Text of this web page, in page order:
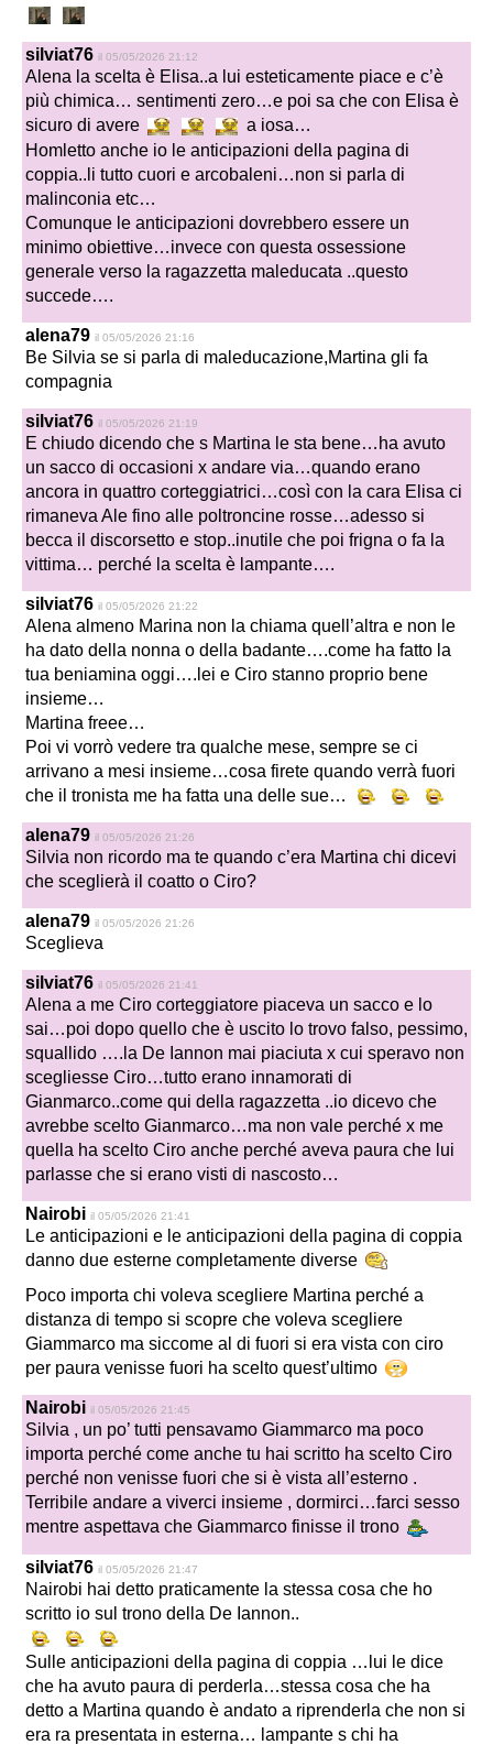
silviat76 il 05/05/2026 21:12
Alena la scelta è Elisa..a lui esteticamente piace e c’è
più chimica… sentimenti zero…e poi sa che con Elisa è
sicuro di avere
a iosa…
Homletto anche io le anticipazioni della pagina di
coppia..li tutto cuori e arcobaleni…non si parla di
malinconia etc…
Comunque le anticipazioni dovrebbero essere un
minimo obiettive…invece con questa ossessione
generale verso la ragazzetta maleducata ..questo
succede….
alena79 il 05/05/2026 21:16
Be Silvia se si parla di maleducazione,Martina gli fa
compagnia
silviat76 il 05/05/2026 21:19
E chiudo dicendo che s Martina le sta bene…ha avuto
un sacco di occasioni x andare via…quando erano
ancora in quattro corteggiatrici…così con la cara Elisa ci
rimaneva Ale fino alle poltroncine rosse…adesso si
becca il discorsetto e stop..inutile che poi frigna o fa la
vittima… perché la scelta è lampante….
silviat76 il 05/05/2026 21:22
Alena almeno Marina non la chiama quell’altra e non le
ha dato della nonna o della badante….come ha fatto la
tua beniamina oggi….lei e Ciro stanno proprio bene
insieme…
Martina freee…
Poi vi vorrò vedere tra qualche mese, sempre se ci
arrivano a mesi insieme…cosa firete quando verrà fuori
che il tronista me ha fatta una delle sue…
alena79 il 05/05/2026 21:26
Silvia non ricordo ma te quando c’era Martina chi dicevi
che sceglierà il coatto o Ciro?
alena79 il 05/05/2026 21:26
Sceglieva
silviat76 il 05/05/2026 21:41
Alena a me Ciro corteggiatore piaceva un sacco e lo
sai…poi dopo quello che è uscito lo trovo falso, pessimo,
squallido ….la De Iannon mai piaciuta x cui speravo non
scegliesse Ciro…tutto erano innamorati di
Gianmarco..come qui della ragazzetta ..io dicevo che
avrebbe scelto Gianmarco…ma non vale perché x me
quella ha scelto Ciro anche perché aveva paura che lui
parlasse che si erano visti di nascosto…
Nairobi il 05/05/2026 21:41
Le anticipazioni e le anticipazioni della pagina di coppia
danno due esterne completamente diverse
Poco importa chi voleva scegliere Martina perché a
distanza di tempo si scopre che voleva scegliere
Giammarco ma siccome al di fuori si era vista con ciro
per paura venisse fuori ha scelto quest’ultimo
Nairobi il 05/05/2026 21:45
Silvia , un po’ tutti pensavamo Giammarco ma poco
importa perché come anche tu hai scritto ha scelto Ciro
perché non venisse fuori che si è vista all’esterno .
Terribile andare a viverci insieme , dormirci…farci sesso
mentre aspettava che Giammarco finisse il trono
silviat76 il 05/05/2026 21:47
Nairobi hai detto praticamente la stessa cosa che ho
scritto io sul trono della De Iannon..
Sulle anticipazioni della pagina di coppia …lui le dice
che ha avuto paura di perderla…stessa cosa che ha
detto a Martina quando è andato a riprenderla che non si
era ra presentata in esterna… lampante s chi ha